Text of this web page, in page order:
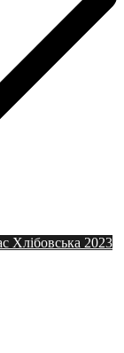
Хлібовська 2023